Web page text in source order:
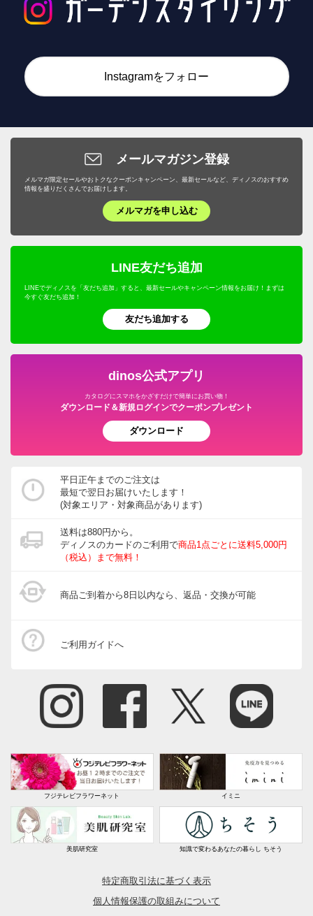
Instagramをフォロー
メールマガジン登録
メルマガ限定セールやおトクなクーポンキャンペーン、最新セールなど、ディノスのおすすめ
情報を盛りだくさんでお届けします。
メルマガを申し込む
LINE友だち追加
LINEでディノスを「友だち追加」すると、最新セールやキャンペーン情報をお届け！まずは
今すぐ友だち追加！
友だち追加する
dinos公式アプリ
カタログにスマホをかざすだけで簡単にお買い物！
ダウンロード＆新規ログインでクーポンプレゼント
ダウンロード
平日正午までのご注文は
最短で翌日お届けいたします！
(対象エリア・対象商品があります)
送料は880円から。
ディノスのカードのご利用で商品1点ごとに送料5,000円
（税込）まで無料！
商品ご到着から8日以内なら、返品・交換が可能
ご利用ガイドへ
フジテレビフラワーネット イミニ
美肌研究室 知識で変わるあなたの暮らし ちそう
特定商取引法に基づく表示
個人情報保護の取組みについて